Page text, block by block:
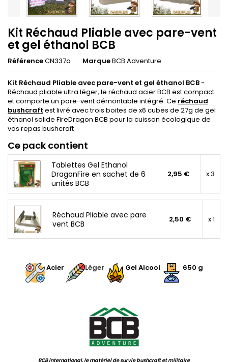
Kit Réchaud Pliable avec pare-vent
et gel éthanol BCB
RéférenceCN337a MarqueBCB Adventure
Kit Réchaud Pliable avec pare-vent et gel éthanol BCB-
Réchaud pliable ultra léger, le réchaud acier BCB est compact
et comporte un pare-vent démontable intégré. Ce réchaud
bushcraft est livré avec trois boites de x6 cubes de 27g de gel
éthanol solide FireDragon BCB pour la cuisson écologique de
vos repas bushcraft
Ce pack contient
Tablettes Gel Ethanol
DragonFire en sachet de 6
unités BCB
2,95 € x 3
Réchaud Pliable avec pare
vent BCB
2,50 € x 1
Acier
Léger Gel Alcool 650 g
BCB international, le matériel de survie bushcraft et militaire